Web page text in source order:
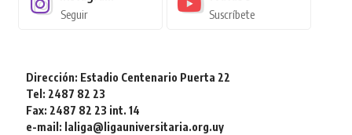
Seguir Suscríbete
Dirección: Estadio Centenario Puerta 22
Tel: 2487 82 23
Fax: 2487 82 23 int. 14
e-mail: laliga@ligauniversitaria.org.uy